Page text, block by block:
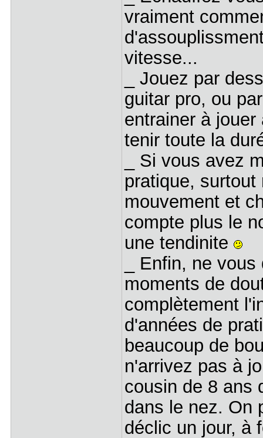
vraiment
vitesse...
_ Jouez par
guitar pro, ou
entrainer à
tenir toute la
_ Si vous avez
pratique,
mouvement et
compte plus le
une tendinite
_ Enfin, ne
moments de
complètement
d'années de
beaucoup de
n'arrivez pas à
cousin de 8 ans
dans le nez. On
déclic un jour, à